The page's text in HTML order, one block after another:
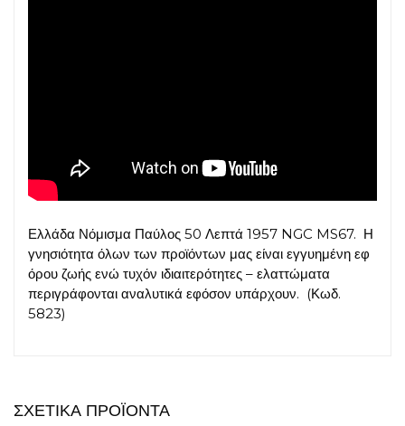
Ελλάδα Νόμισμα Παύλος 50 Λεπτά 1957 NGC MS67. Η
γνησιότητα όλων των προϊόντων μας είναι εγγυημένη εφ
όρου ζωής ενώ τυχόν ιδιαιτερότητες – ελαττώματα
περιγράφονται αναλυτικά εφόσον υπάρχουν. (Κωδ.
5823)
ΣΧΕΤΙΚΆ ΠΡΟΪΌΝΤΑ